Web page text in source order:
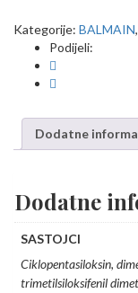
eliksir
quantity
Kategorije: BALMAIN,
Podijeli:
Dodatne
Dodatne
SASTOJCI
Ciklopentasiloksin,
trimetilsiloksifenil